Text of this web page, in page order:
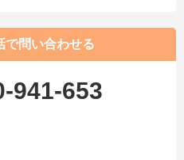
で問い合わせる
941-653